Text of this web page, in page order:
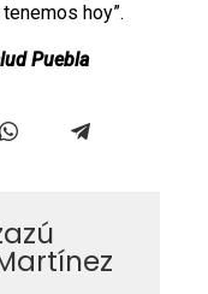
hoy”.
Puebla